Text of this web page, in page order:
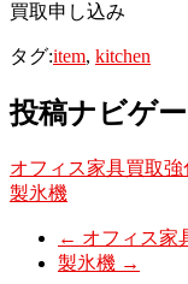
買取申し込み
タグ:item, kitchen
投稿ナビゲ
オフィス家具買取強
製氷機
← オフィス家
製氷機 →